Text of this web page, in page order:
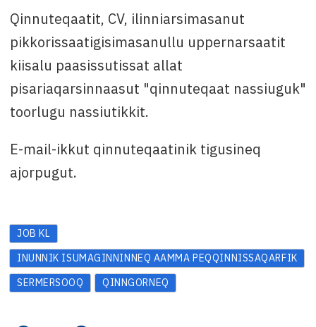
Qinnuteqaatit, CV, ilinniarsimasanut
pikkorissaatigisimasanullu uppernarsaatit
kiisalu paasissutissat allat
pisariaqarsinnaasut "qinnuteqaat nassiuguk"
toorlugu nassiutikkit.
E-mail-ikkut qinnuteqaatinik tigusineq
ajorpugut.
JOB KL
INUNNIK ISUMAGINNINNEQ AAMMA PEQQINNISSAQARFIK
SERMERSOOQ
QINNGORNEQ